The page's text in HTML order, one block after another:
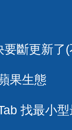
要斷更新了
果生態
找最小